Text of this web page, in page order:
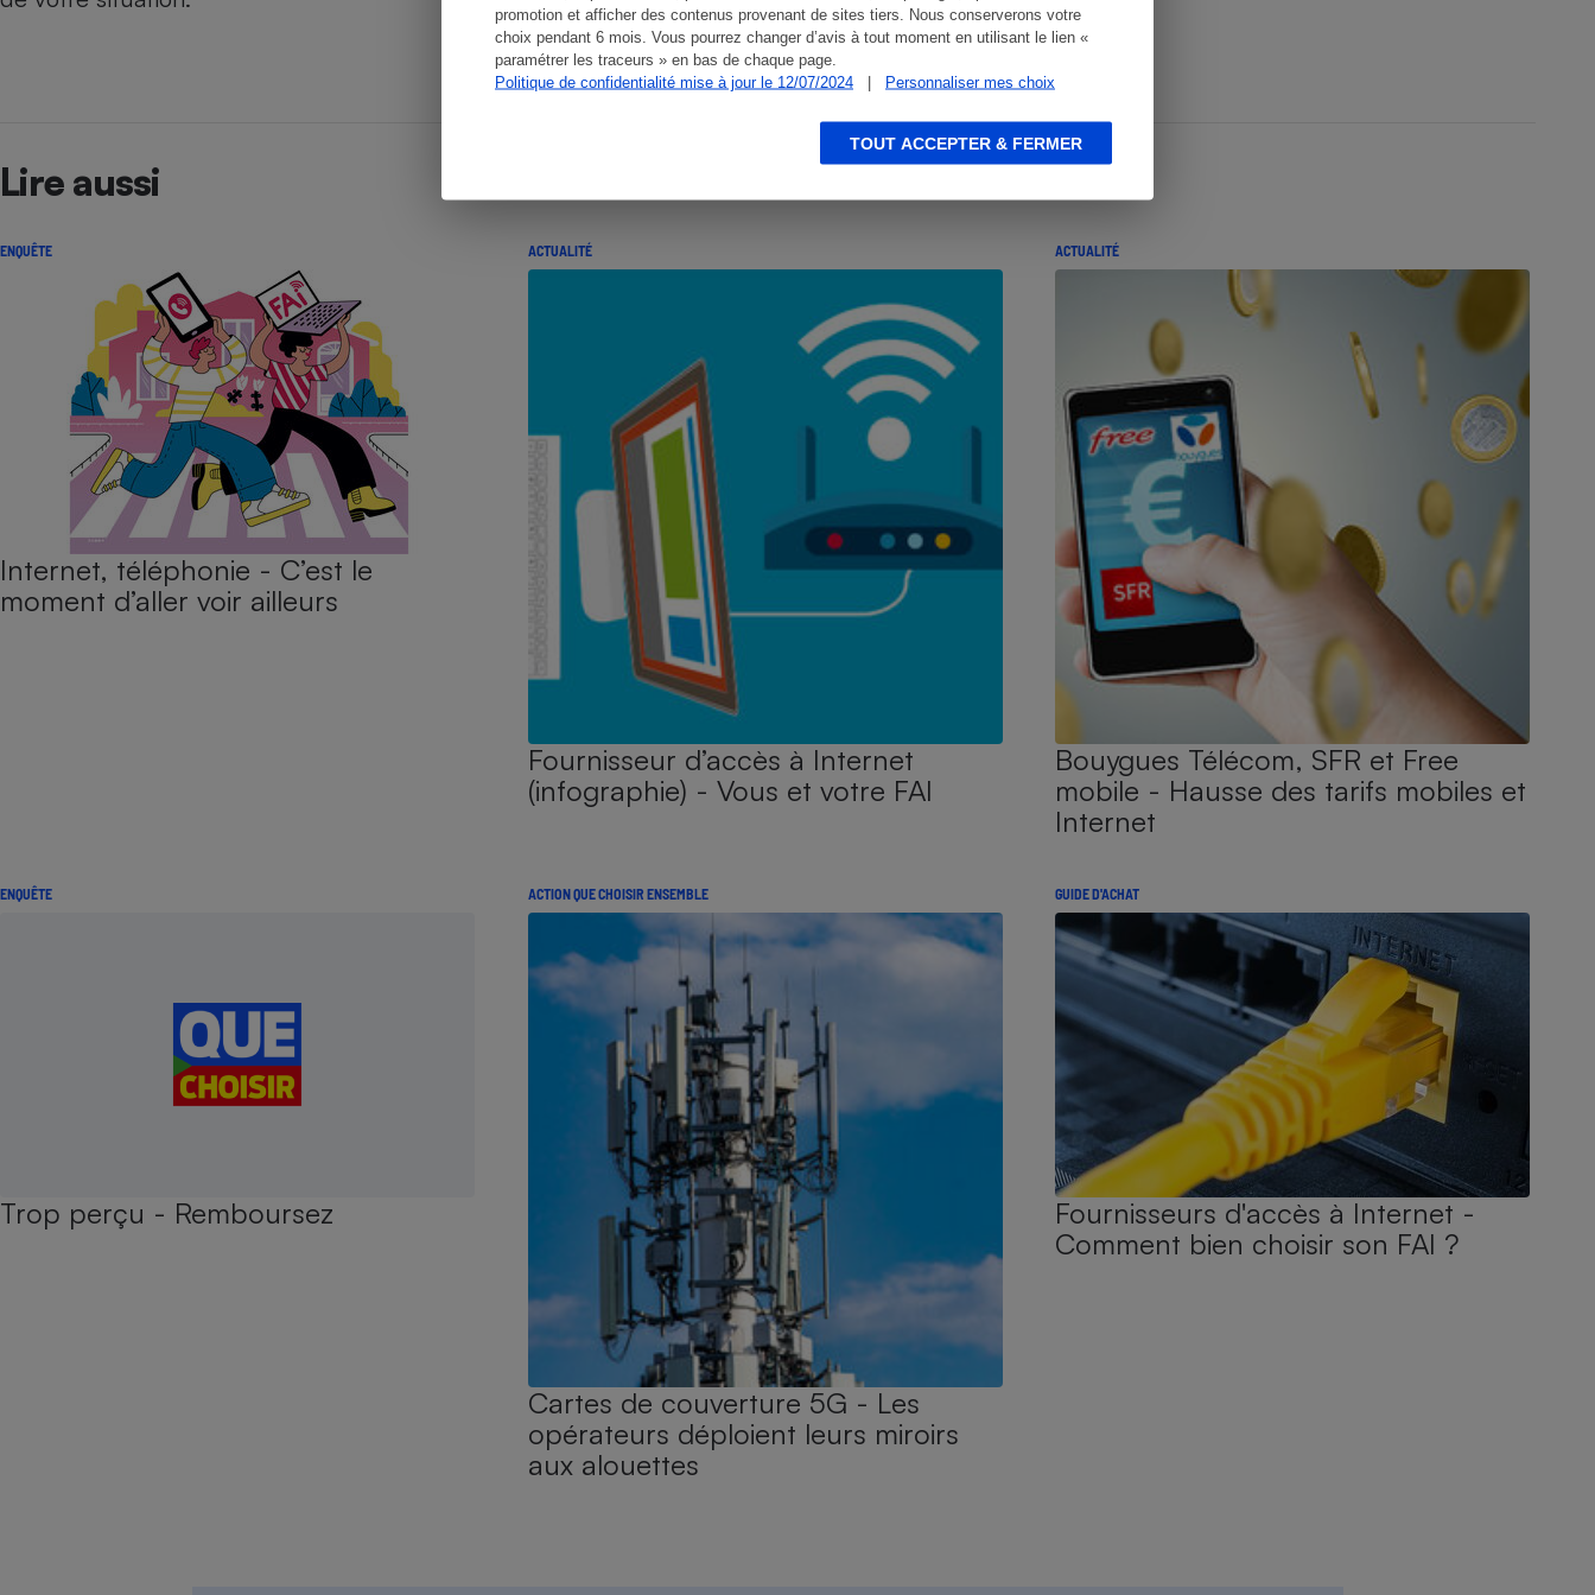
promotion et afficher des contenus provenant de sites tiers. Nous conserverons votre
choix pendant 6 mois. Vous pourrez changer d’avis à tout moment en utilisant le lien «
paramétrer les traceurs » en bas de chaque page.
Politique de confidentialité mise à jour le 12/07/2024
| Personnaliser mes choix
TOUT ACCEPTER & FERMER
Lire aussi
ENQUÊTE
Internet, téléphonie - C’est le
moment d’aller voir ailleurs
ACTUALITÉ
Fournisseur d’accès à Internet
(infographie) - Vous et votre FAI
ACTUALITÉ
Bouygues Télécom, SFR et Free
mobile - Hausse des tarifs mobiles et
Internet
ENQUÊTE
Trop perçu - Remboursez
ACTION QUE CHOISIR ENSEMBLE
Cartes de couverture 5G - Les
opérateurs déploient leurs miroirs
aux alouettes
GUIDE D'ACHAT
Fournisseurs d'accès à Internet -
Comment bien choisir son FAI ?